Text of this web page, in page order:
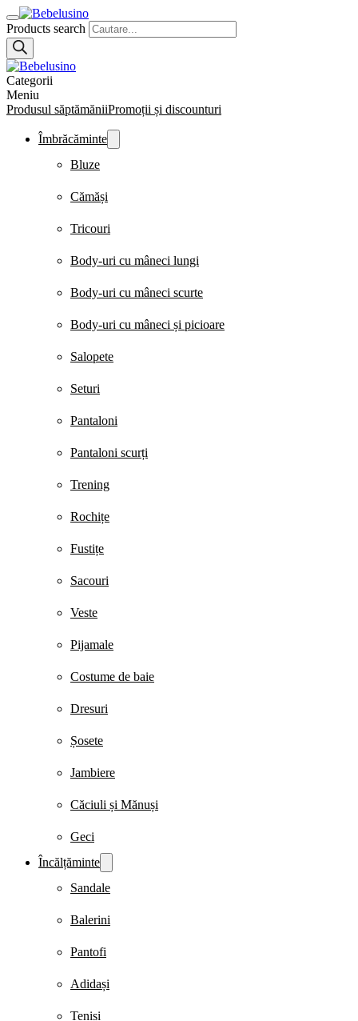
Products search
Categorii
Meniu
Produsul săptămăniiPromoții și discounturi
Îmbrăcăminte
Bluze
Cămăși
Tricouri
Body-uri cu mâneci lungi
Body-uri cu mâneci scurte
Body-uri cu mâneci și picioare
Salopete
Seturi
Pantaloni
Pantaloni scurți
Trening
Rochițe
Fustițe
Sacouri
Veste
Pijamale
Costume de baie
Dresuri
Șosete
Jambiere
Căciuli și Mănuși
Geci
Încălțăminte
Sandale
Balerini
Pantofi
Adidași
Teniși